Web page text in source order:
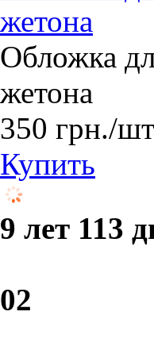
жетона
Обложка
жетона
350 грн./
Купить
9 лет 113
02